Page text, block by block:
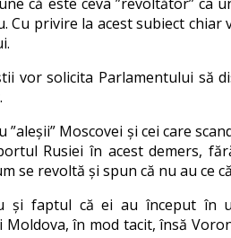
Cu privire la acest subiect
vor solicita Parlamentului să
”aleșii” Moscovei și cei care
Rusiei în acest demers,
se revoltă și spun că nu au ce
și faptul că ei au început în
în mod tacit, însă